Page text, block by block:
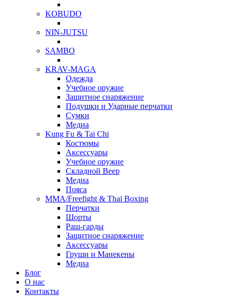
KOBUDO
NIN-JUTSU
SAMBO
KRAV-MAGA
Одежда
Учебное оружие
Защитное снаряжение
Подушки и Ударные перчатки
Сумки
Медиа
Kung Fu & Tai Chi
Костюмы
Аксессуары
Учебное оружие
Складной Веер
Медиа
Пояса
MMA/Freefight & Thai Boxing
Перчатки
Шорты
Раш-гарды
Защитное снаряжение
Аксессуары
Груши и Манекены
Медиа
Блог
О нас
Контакты